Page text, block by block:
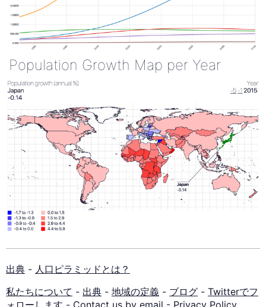
Population Growth Map per Year
出典 - 人口ピラミッドとは？
私たちについて - 出典 - 地域の定義 - ブログ - Twitterでフ
ォローします - Contact us by email - Privacy Policy